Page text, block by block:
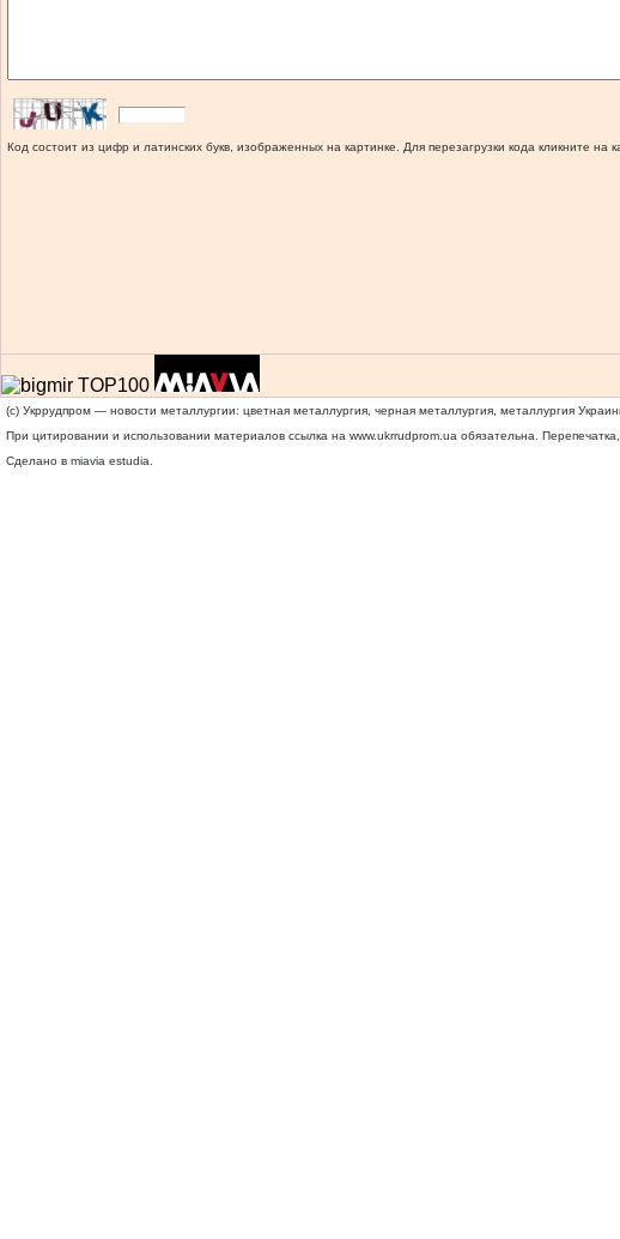
Код состоит из цифр и латинских букв, изображенных на картинке. Для перезагрузки кода кликните на
(c) Укррудпром — новости металлургии: цветная металлургия, черная металлургия, металлургия
При цитировании и использовании материалов ссылка на www.ukrrudprom.ua обязательна.
Сделано в miavia estudia.